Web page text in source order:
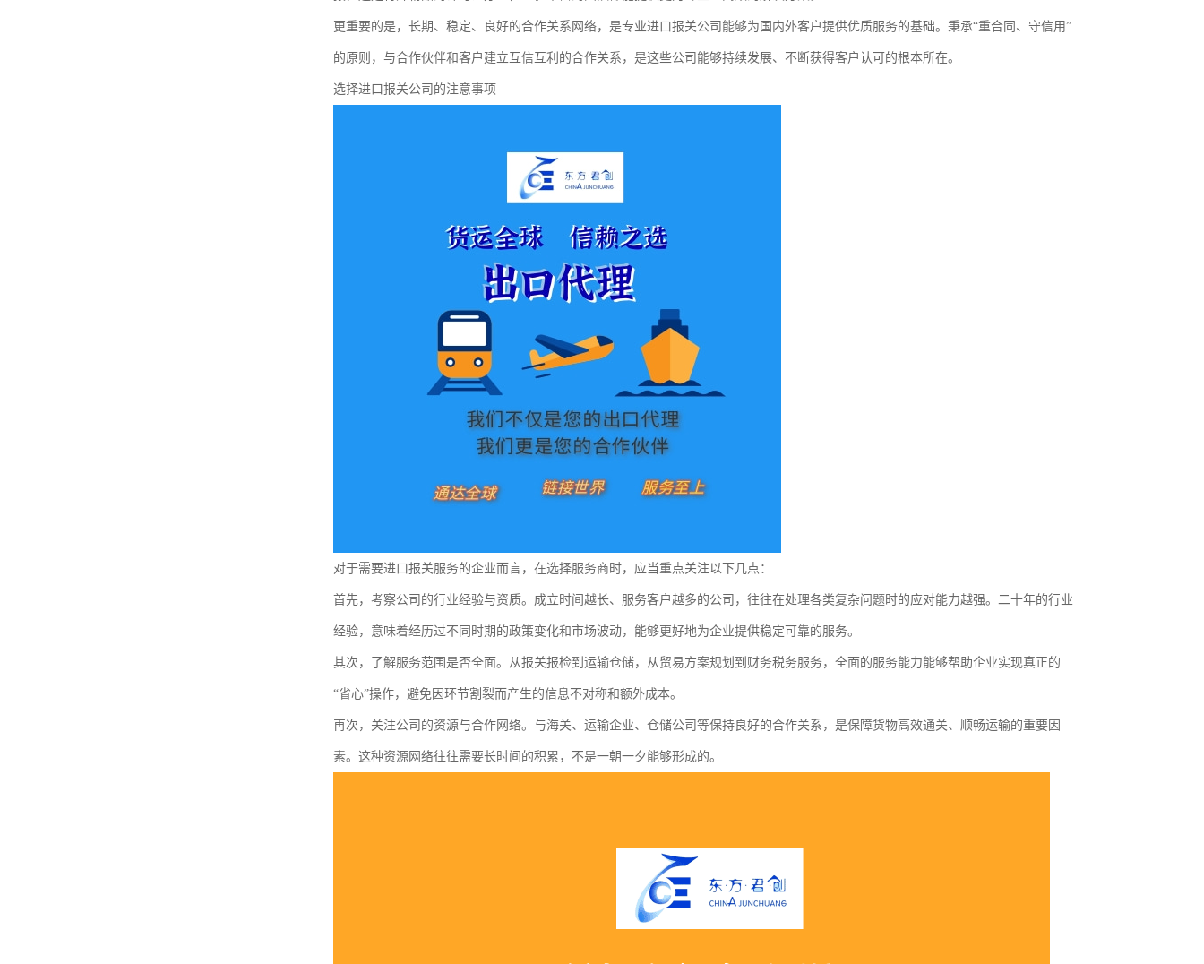
更重要的是，长期、稳定、良好的合作关系网络，是专业进口报关公司能够为国内外客户提供优质服务的基础。秉承“重合同、守信用”
的原则，与合作伙伴和客户建立互信互利的合作关系，是这些公司能够持续发展、不断获得客户认可的根本所在。
选择进口报关公司的注意事项
对于需要进口报关服务的企业而言，在选择服务商时，应当重点关注以下几点：
首先，考察公司的行业经验与资质。成立时间越长、服务客户越多的公司，往往在处理各类复杂问题时的应对能力越强。二十年的行业
经验，意味着经历过不同时期的政策变化和市场波动，能够更好地为企业提供稳定可靠的服务。
其次，了解服务范围是否全面。从报关报检到运输仓储，从贸易方案规划到财务税务服务，全面的服务能力能够帮助企业实现真正的
“省心”操作，避免因环节割裂而产生的信息不对称和额外成本。
再次，关注公司的资源与合作网络。与海关、运输企业、仓储公司等保持良好的合作关系，是保障货物高效通关、顺畅运输的重要因
素。这种资源网络往往需要长时间的积累，不是一朝一夕能够形成的。